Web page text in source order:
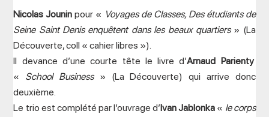
Nicolas Jouninpour « Voyages de Classes, Des étudiants de
Seine Saint Denis enquêtent dans les beaux quartiers» (La
Découverte, coll « cahier libres »).
Il devance d’une courte tête le livre d’Arnaud Parienty
« School Business» (La Découverte) qui arrive donc
deuxième.
Le trio est complété par l’ouvrage d’Ivan Jablonka « le corps